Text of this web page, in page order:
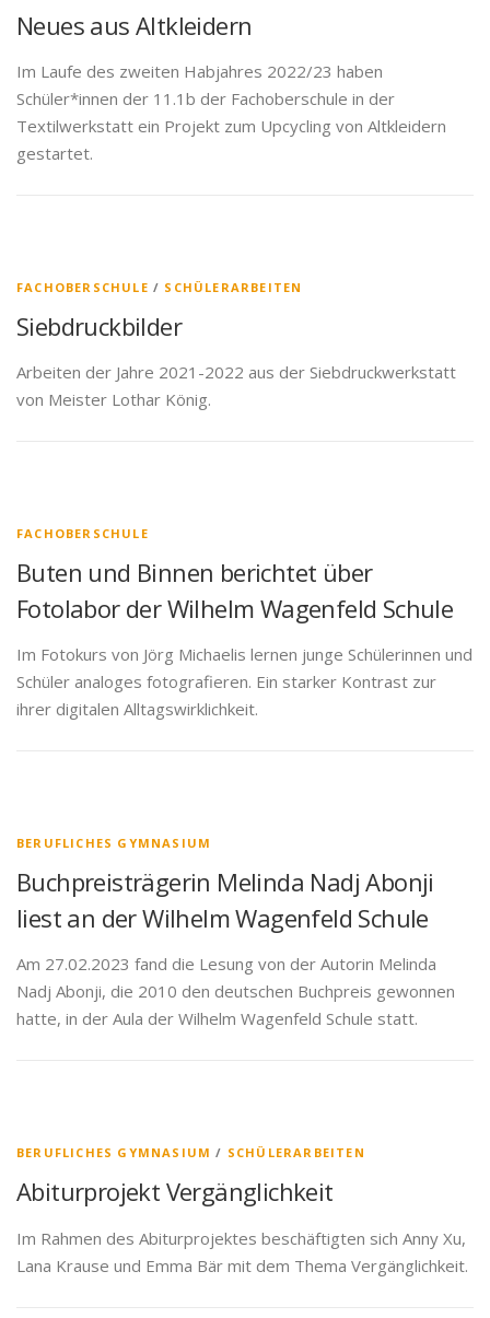
Neues aus Altkleidern
Im Laufe des zweiten Habjahres 2022/23 haben
Schüler*innen der 11.1b der Fachoberschule in der
Textilwerkstatt ein Projekt zum Upcycling von Altkleidern
gestartet.
FACHOBERSCHULE / SCHÜLERARBEITEN
Siebdruckbilder
Arbeiten der Jahre 2021-2022 aus der Siebdruckwerkstatt
von Meister Lothar König.
FACHOBERSCHULE
Buten und Binnen berichtet über
Fotolabor der Wilhelm Wagenfeld Schule
Im Fotokurs von Jörg Michaelis lernen junge Schülerinnen und
Schüler analoges fotografieren. Ein starker Kontrast zur
ihrer digitalen Alltagswirklichkeit.
BERUFLICHES GYMNASIUM
Buchpreisträgerin Melinda Nadj Abonji
liest an der Wilhelm Wagenfeld Schule
Am 27.02.2023 fand die Lesung von der Autorin Melinda
Nadj Abonji, die 2010 den deutschen Buchpreis gewonnen
hatte, in der Aula der Wilhelm Wagenfeld Schule statt.
BERUFLICHES GYMNASIUM / SCHÜLERARBEITEN
Abiturprojekt Vergänglichkeit
Im Rahmen des Abiturprojektes beschäftigten sich Anny Xu,
Lana Krause und Emma Bär mit dem Thema Vergänglichkeit.